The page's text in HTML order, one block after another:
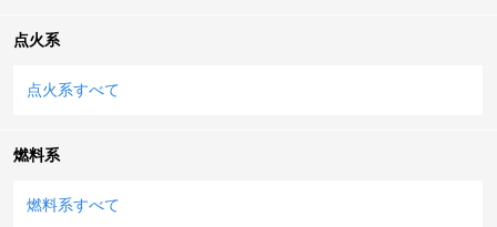
点火系
点火系すべて
燃料系
燃料系すべて